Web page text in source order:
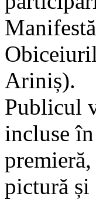
Ariniș).
Publicul
incluse
pictură și